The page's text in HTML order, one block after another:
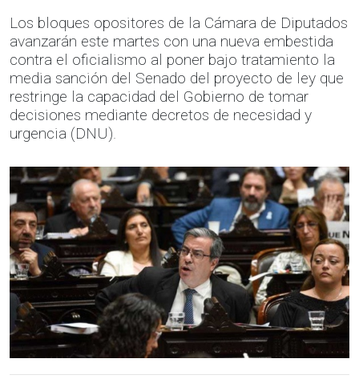
Los bloques opositores de la Cámara de Diputados
avanzarán este martes con una nueva embestida
contra el oficialismo al poner bajo tratamiento la
media sanción del Senado del proyecto de ley que
restringe la capacidad del Gobierno de tomar
decisiones mediante decretos de necesidad y
urgencia (DNU).